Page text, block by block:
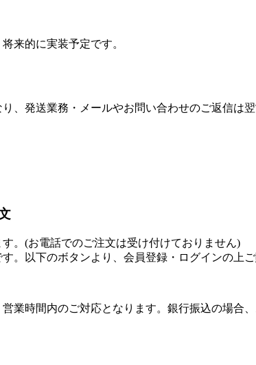
来的に実装予定です。
、発送業務・メールやお問い合わせのご返信は
。(お電話でのご注文は受け付けておりません)
。以下のボタンより、会員登録・ログインの上ご
業時間内のご対応となります。銀行振込の場合